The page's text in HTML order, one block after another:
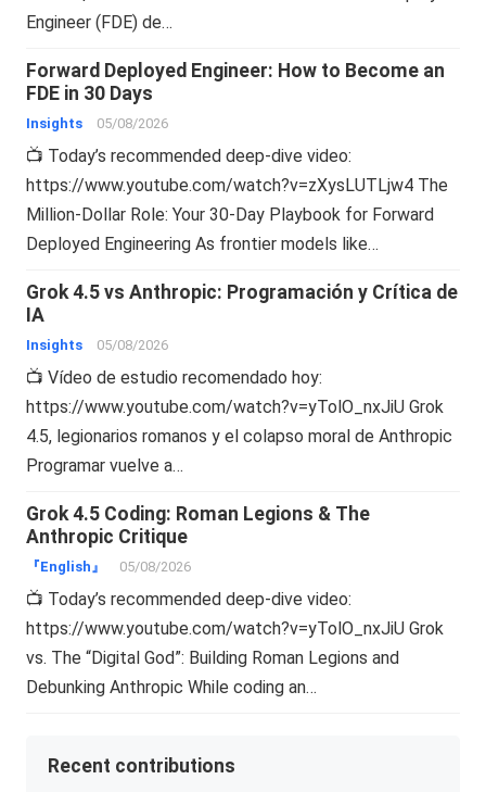
Engineer (FDE) de…
Forward Deployed Engineer: How to Become an
FDE in 30 Days
Insights 05/08/2026
📺 Today’s recommended deep-dive video:
https://www.youtube.com/watch?v=zXysLUTLjw4 The
Million-Dollar Role: Your 30-Day Playbook for Forward
Deployed Engineering As frontier models like…
Grok 4.5 vs Anthropic: Programación y Crítica de
IA
Insights 05/08/2026
📺 Vídeo de estudio recomendado hoy:
https://www.youtube.com/watch?v=yTolO_nxJiU Grok
4.5, legionarios romanos y el colapso moral de Anthropic
Programar vuelve a…
Grok 4.5 Coding: Roman Legions & The
Anthropic Critique
『English』 05/08/2026
📺 Today’s recommended deep-dive video:
https://www.youtube.com/watch?v=yTolO_nxJiU Grok
vs. The “Digital God”: Building Roman Legions and
Debunking Anthropic While coding an…
Recent contributions